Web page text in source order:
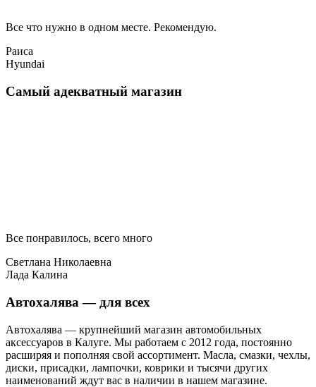
Все что нужно в одном месте. Рекомендую.
Раиса
Hyundai
Самый адекватный магазин
Все понравилось, всего много
Светлана Николаевна
Лада Калина
Автохалява — для всех
Автохалява — крупнейший магазин автомобильных
аксессуаров в Калуге. Мы работаем с 2012 года, постоянно
расширяя и пополняя свой ассортимент. Масла, смазки, чехлы,
диски, присадки, лампочки, коврики и тысячи других
наименований ждут вас в наличии в нашем магазине.